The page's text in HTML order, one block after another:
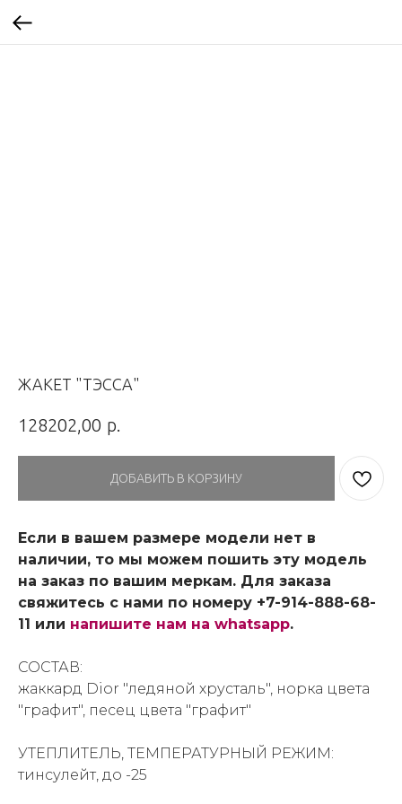
ЖАКЕТ "ТЭССА"
128202,00 р.
ДОБАВИТЬ В КОРЗИНУ
Если в вашем размере модели нет в
наличии, то мы можем пошить эту модель
на заказ по вашим меркам. Для заказа
свяжитесь с нами по номеру +7-914-888-68-
11 или напишите нам на whatsapp.
СОСТАВ:
жаккард Dior "ледяной хрусталь", норка цвета
"графит", песец цвета "графит"
УТЕПЛИТЕЛЬ, ТЕМПЕРАТУРНЫЙ РЕЖИМ:
тинсулейт, до -25